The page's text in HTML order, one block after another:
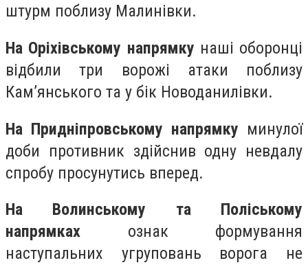
штурм поблизу Малинівки.
На Оріхівському напрямку наші оборонці
відбили три ворожі атаки поблизу
Кам’янського та у бік Новоданилівки.
На Придніпровському напрямку минулої
доби противник здійснив одну невдалу
спробу просунутись вперед.
На Волинському та Поліському
напрямках ознак формування
наступальних угруповань ворога не